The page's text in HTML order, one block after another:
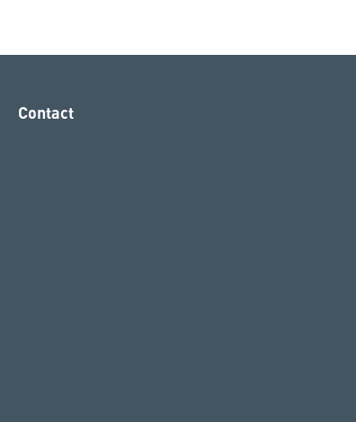
Contact